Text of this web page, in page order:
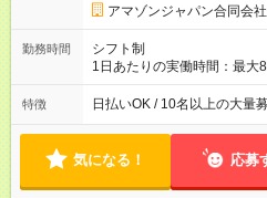
アマゾンジャパン合同会社
勤務時間
シフト制
1日あたりの実働時間：最大
特徴 日払いOK / 10名以上の大量
気になる！ 応募